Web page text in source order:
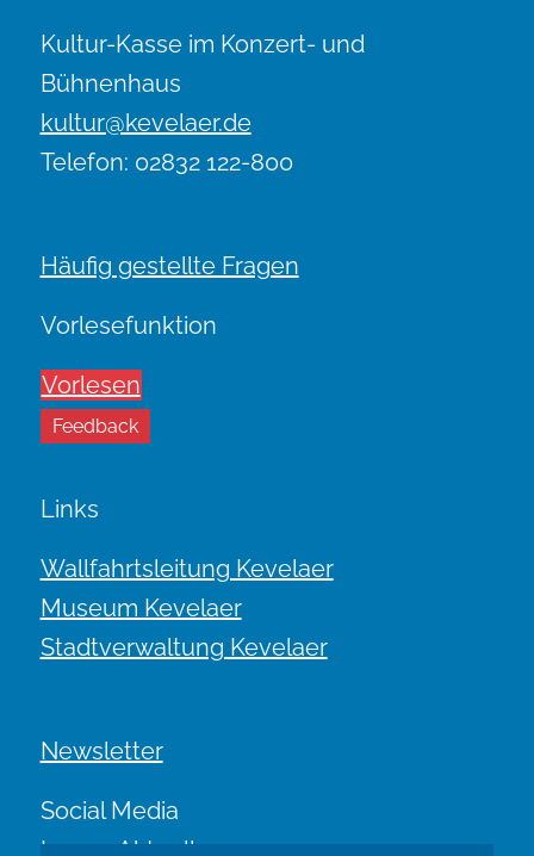
Kultur-Kasse im Konzert- und
Bühnenhaus
kultur@kevelaer.de
Telefon: 02832 122-800
Häufig gestellte Fragen
Vorlesefunktion
Vorlesen
Feedback
Links
Wallfahrtsleitung Kevelaer
Museum Kevelaer
Stadtverwaltung Kevelaer
Newsletter
Social Media
Immer Aktuell.